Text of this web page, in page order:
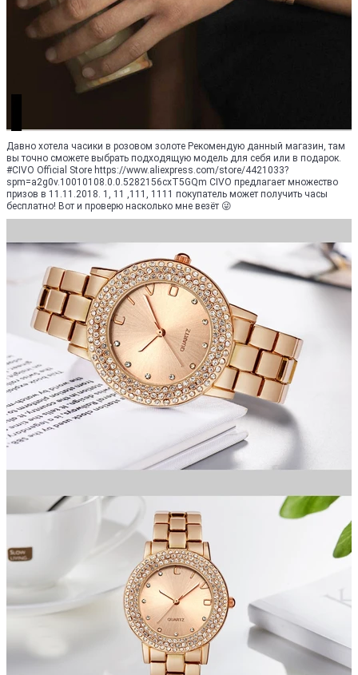
Давно хотела часики в розовом золоте Рекомендую данный магазин, там
вы точно сможете выбрать подходящую модель для себя или в подарок.
#CIVO Official Store https://www.aliexpress.com/store/4421033?
spm=a2g0v.10010108.0.0.5282156cxT5GQm CIVO предлагает множество
призов в 11.11.2018. 1, 11 ,111, 1111 покупатель может получить часы
бесплатно! Вот и проверю насколько мне везёт 😜